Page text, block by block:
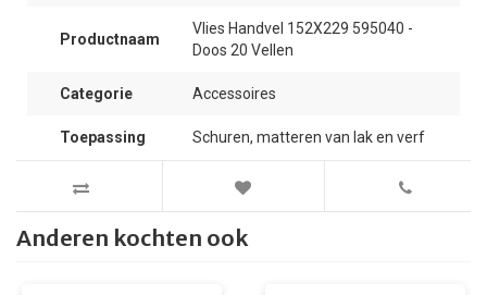
Productnaam
Vlies Handvel 152X229 595040 -
Doos 20 Vellen
Categorie Accessoires
Toepassing Schuren, matteren van lak en verf
Anderen kochten ook